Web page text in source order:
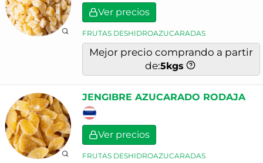
Ver precios
FRUTAS DESHIDROAZUCARADAS
Mejor precio comprando a partir
de:5kgs
JENGIBRE AZUCARADO RODAJA
Ver precios
FRUTAS DESHIDROAZUCARADAS